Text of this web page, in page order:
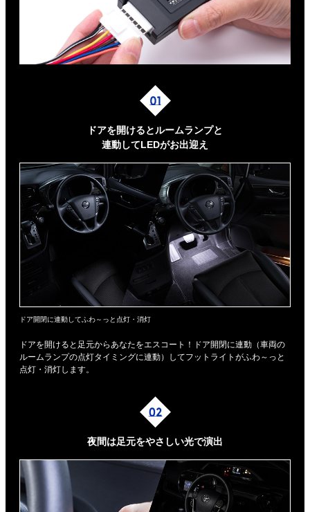
ドアを開けるとルームランプと
連動してLEDがお出迎え
ドア開閉に連動してふわ～っと点灯・消灯
ドアを開けると足元からあなたをエスコート！ドア開閉に連動（車両の
ルームランプの点灯タイミングに連動）してフットライトがふわ～っと
点灯・消灯します。
夜間は足元をやさしい光で演出